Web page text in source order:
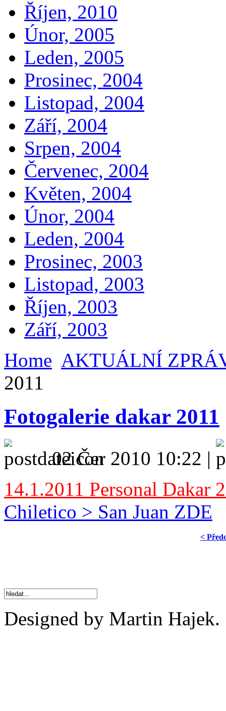
Říjen, 2010
Únor, 2005
Leden, 2005
Prosinec, 2004
Listopad, 2004
Září, 2004
Srpen, 2004
Červenec, 2004
Květen, 2004
Únor, 2004
Leden, 2004
Prosinec, 2003
Listopad, 2003
Říjen, 2003
Září, 2003
Home AKTUÁLNÍ
2011
Fotogalerie dakar 2011
02 Čer 2010 10:22 |
14.1.2011 Personal Dakar
Chiletico > San Juan ZDE
<
Designed by Martin Hajek.